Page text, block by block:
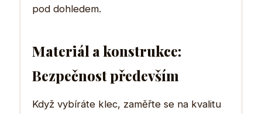
pod dohledem.
Materiál a konstrukce:
Bezpečnost především
Když vybíráte klec, zaměřte se na kvalitu